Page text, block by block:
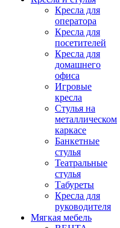
Кресла для
оператора
Кресла для
посетителей
Кресла для
домашнего
офиса
Игровые
кресла
Стулья на
металлическом
каркасе
Банкетные
стулья
Театральные
стулья
Табуреты
Кресла для
руководителя
Мягкая мебель